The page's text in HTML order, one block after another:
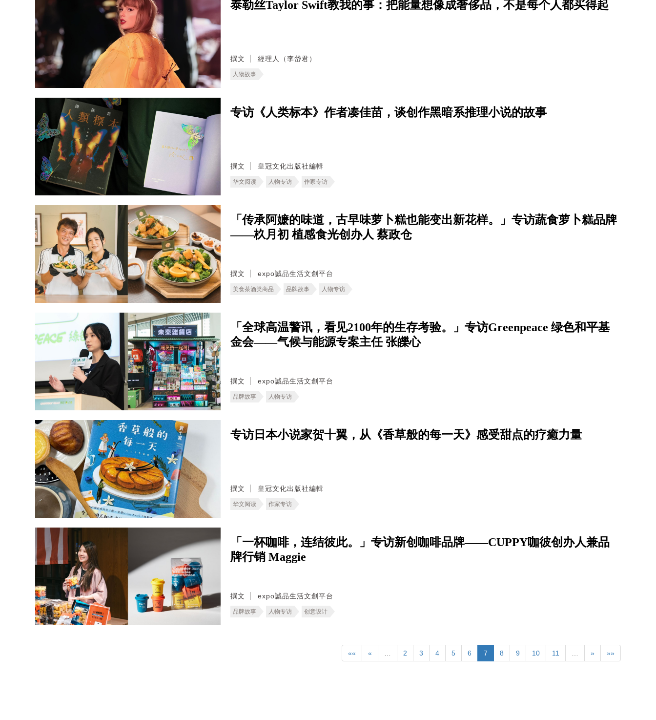
泰勒丝Taylor Swift教我的事：把能量想像成奢侈品，不是每个人都买得起
撰文 經理人（李岱君）
人物故事
专访《人类标本》作者凑佳苗，谈创作黑暗系推理小说的故事
撰文 皇冠文化出版社編輯
华文阅读 人物专访 作家专访
「传承阿嬷的味道，古早味萝卜糕也能变出新花样。」专访蔬食萝卜糕品牌
——杦月初 植感食光创办人 蔡政仓
撰文 expo誠品生活文創平台
美食茶酒类商品 品牌故事 人物专访
「全球高温警讯，看见2100年的生存考验。」专访Greenpeace 绿色和平基
金会——气候与能源专案主任 张皪心
撰文 expo誠品生活文創平台
品牌故事 人物专访
专访日本小说家贺十翼，从《香草般的每一天》感受甜点的疗癒力量
撰文 皇冠文化出版社編輯
华文阅读 作家专访
「一杯咖啡，连结彼此。」专访新创咖啡品牌——CUPPY咖彼创办人兼品
牌行销 Maggie
撰文 expo誠品生活文創平台
品牌故事 人物专访 创意设计
«« « … 2 3 4 5 6 7 8 9 10 11 … » »»